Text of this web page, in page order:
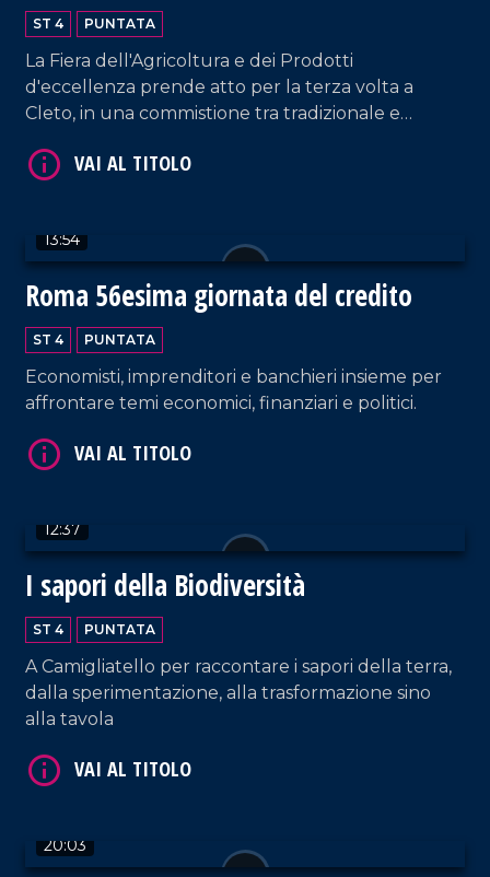
ST 4 PUNTATA
La Fiera dell'Agricoltura e dei Prodotti
d'eccellenza prende atto per la terza volta a
Cleto, in una commistione tra tradizionale e
13:54
Roma 56esima giornata del credito
ST 4 PUNTATA
Economisti, imprenditori e banchieri insieme per
affrontare temi economici, finanziari e politici.
12:37
I sapori della Biodiversità
ST 4 PUNTATA
A Camigliatello per raccontare i sapori della terra,
dalla sperimentazione, alla trasformazione sino
alla tavola
20:03
VAI AL TITOLO